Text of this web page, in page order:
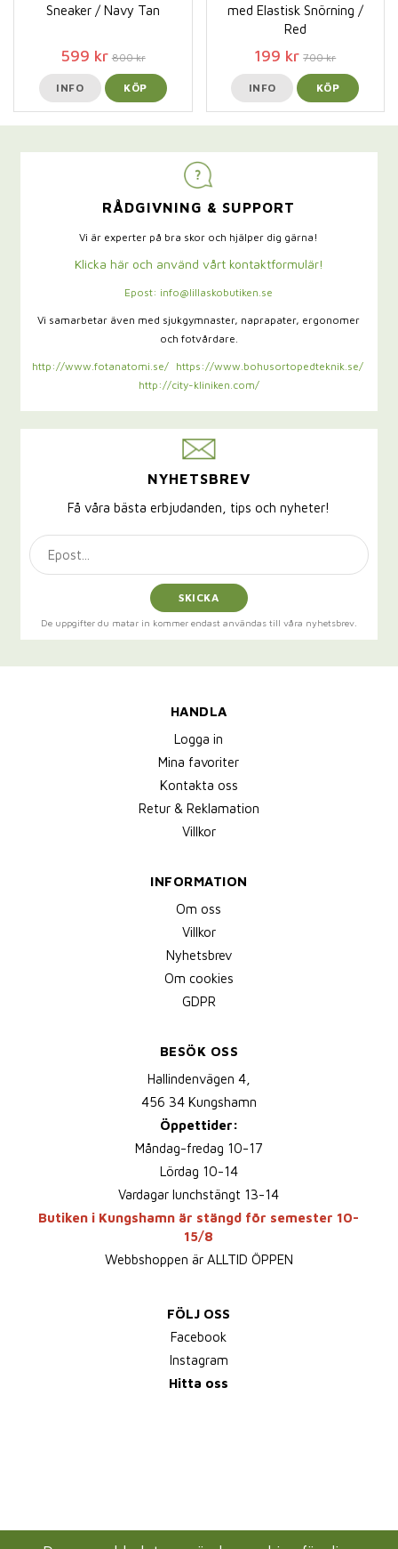
Sneaker / Navy Tan
599 kr 800 kr
INFO KÖP
med Elastisk Snörning /
Red
199 kr 700 kr
INFO KÖP
RÅDGIVNING & SUPPORT
Vi är experter på bra skor och hjälper dig gärna!
Klicka här och använd vårt kontaktformulär!
Epost: info@lillaskobutiken.se
Vi samarbetar även med sjukgymnaster, naprapater, ergonomer
och fotvårdare.
http://www.fotanatomi.se/
https://www.bohusortopedteknik.se/
http://city-kliniken.com/
NYHETSBREV
Få våra bästa erbjudanden, tips och nyheter!
SKICKA
De uppgifter du matar in kommer endast användas till våra nyhetsbrev.
HANDLA
Logga in
Mina favoriter
Kontakta oss
Retur & Reklamation
Villkor
INFORMATION
Om oss
Villkor
Nyhetsbrev
Om cookies
GDPR
BESÖK OSS
Hallindenvägen 4,
456 34 Kungshamn
Öppettider:
Måndag-fredag 10-17
Lördag 10-14
Vardagar lunchstängt 13-14
Butiken i Kungshamn är stängd för semester 10-
15/8
Webbshoppen är ALLTID ÖPPEN
FÖLJ OSS
Facebook
Instagram
Hitta oss